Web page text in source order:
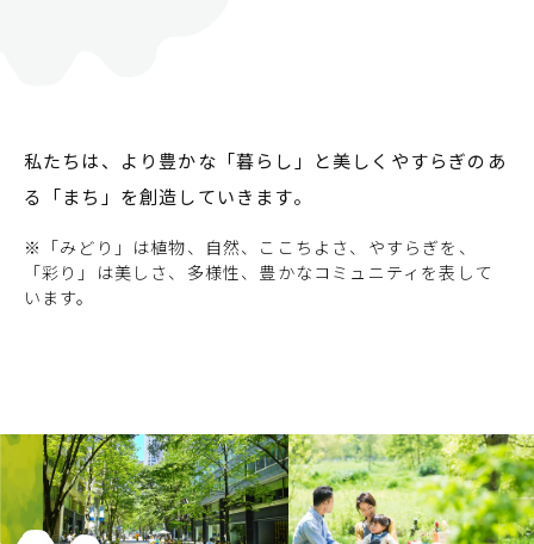
私たちは、より豊かな「暮らし」と美しくやすらぎのあ
る「まち」を創造していきます。
※「みどり」は植物、自然、ここちよさ、やすらぎを、
「彩り」は美しさ、多様性、豊かなコミュニティを表して
います。